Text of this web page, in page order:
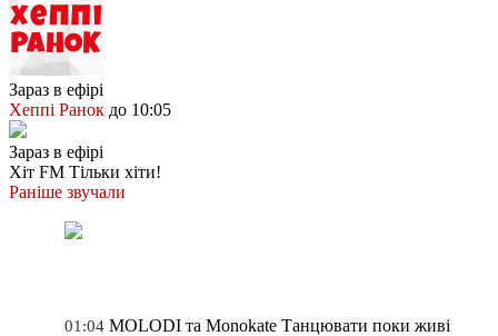
Зараз в ефірі
Хеппі Ранок до 10:05
Зараз в ефірі
Хіт FM Тільки хіти!
Раніше звучали
01:04 MOLODI та Monokate Танцювати поки живі